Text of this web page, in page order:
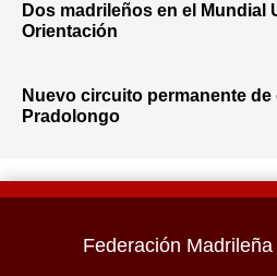
Dos madrileños en el Mundial
Orientación
Nuevo circuito permanente
Pradolongo
Federación